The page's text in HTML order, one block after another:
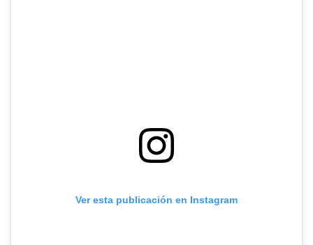
Ver esta publicación en Instagram